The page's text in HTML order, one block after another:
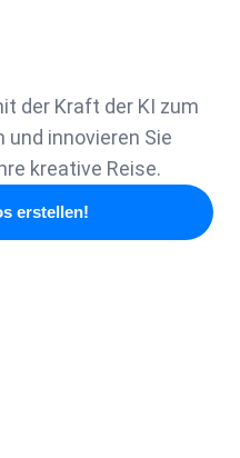
der Kraft der KI zum
und innovieren Sie
kreative Reise.
erstellen!